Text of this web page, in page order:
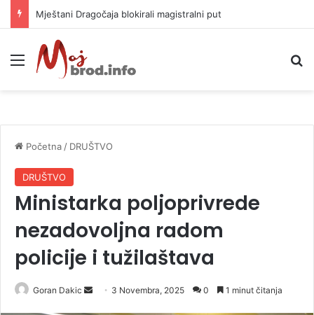
Helikopter ponovo gasi vatru u selima kod Trebinja
Meni
Početna / DRUŠTVO
DRUŠTVO
Ministarka poljoprivrede
nezadovoljna radom
policije i tužilaštava
Goran Dakic 3 Novembra, 2025 0 1 minut čitanja